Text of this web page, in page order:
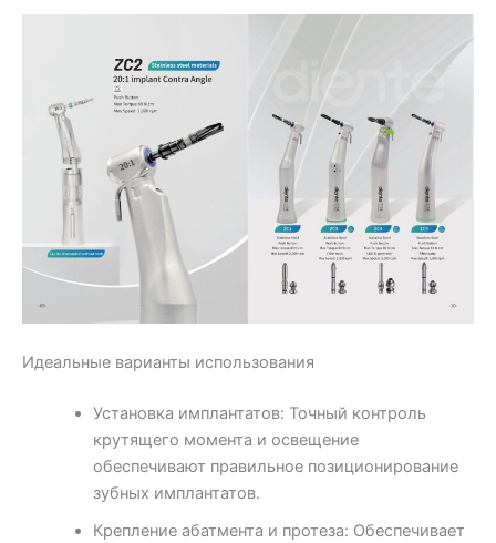
Идеальные варианты использования
Установка имплантатов: Точный контроль
крутящего момента и освещение
обеспечивают правильное позиционирование
зубных имплантатов.
Крепление абатмента и протеза: Обеспечивает